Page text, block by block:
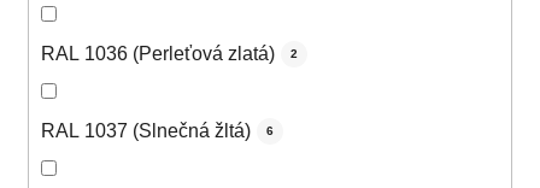
RAL 1036 (Perleťová zlatá) 2
RAL 1037 (Slnečná žltá) 6